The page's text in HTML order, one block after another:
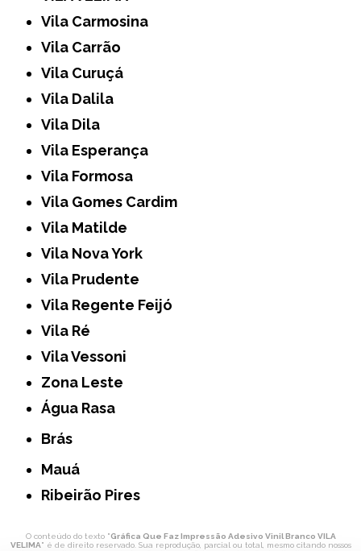
Vila Carmosina
Vila Carrão
Vila Curuçá
Vila Dalila
Vila Dila
Vila Esperança
Vila Formosa
Vila Gomes Cardim
Vila Matilde
Vila Nova York
Vila Prudente
Vila Regente Feijó
Vila Ré
Vila Vessoni
Zona Leste
Água Rasa
Brás
Mauá
Ribeirão Pires
O conteúdo do texto "Gráfica Que Faz Impressão Adesivo Vinil Branco VILA
VELIMA" é de direito reservado. Sua reprodução, parcial ou total, mesmo citando nossos